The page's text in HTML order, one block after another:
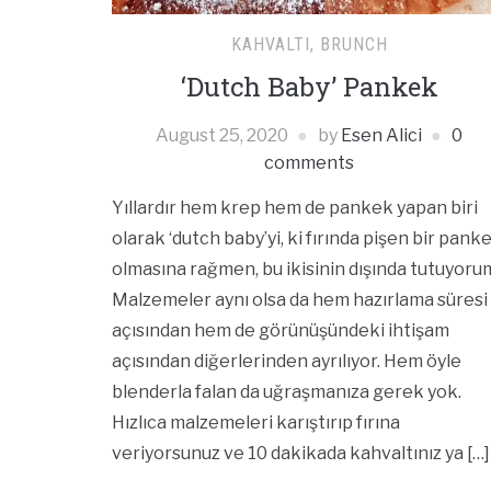
KAHVALTI, BRUNCH
‘Dutch Baby’ Pankek
August 25, 2020 by Esen Alici
0
comments
Yıllardır hem krep hem de pankek yapan biri
olarak ‘dutch baby’yi, ki fırında pişen bir
olmasına rağmen, bu ikisinin dışında
Malzemeler aynı olsa da hem hazırlama süresi
açısından hem de görünüşündeki ihtişam
açısından diğerlerinden ayrılıyor. Hem öyle
blenderla falan da uğraşmanıza gerek yok.
Hızlıca malzemeleri karıştırıp fırına
veriyorsunuz ve 10 dakikada kahvaltınız ya […]